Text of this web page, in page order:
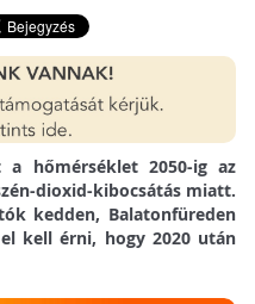
hőmérséklet 2050-ig az
dioxid-kibocsátás miatt.
kedden, Balatonfüreden
kell érni, hogy 2020 után